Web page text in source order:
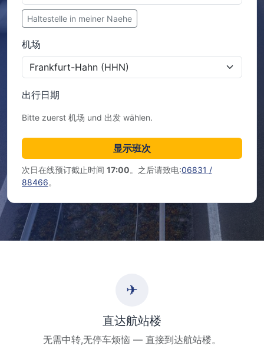
Haltestelle in meiner Naehe
机场
出行日期
Bitte zuerst 机场 und 出发 wählen.
显示班次
次日在线预订截止时间 17:00。之后请致电:06831 /
88466。
✈
直达航站楼
无需中转,无停车烦恼 — 直接到达航站楼。